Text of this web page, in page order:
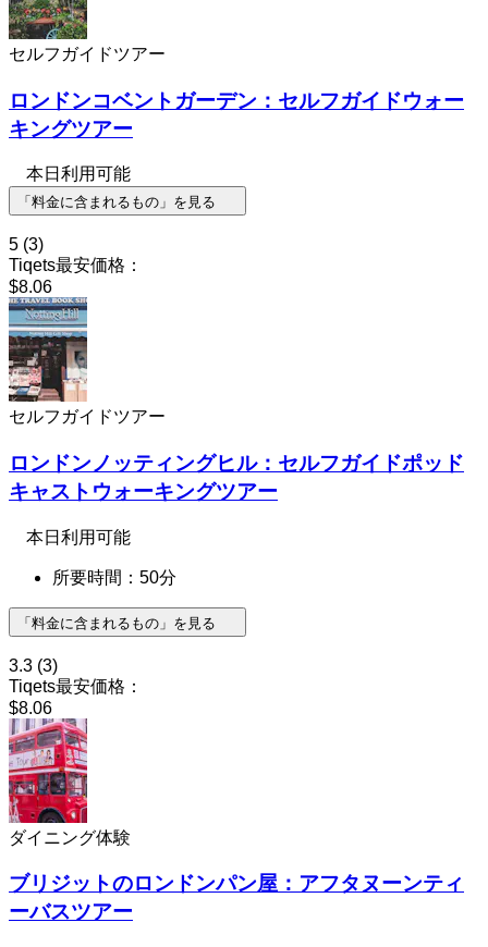
セルフガイドツアー
ロンドンコベントガーデン：セルフガイドウォー
キングツアー
本日利用可能
「料金に含まれるもの」を見る
5 (3)
Tiqets最安価格：
$8.06
セルフガイドツアー
ロンドンノッティングヒル：セルフガイドポッド
キャストウォーキングツアー
本日利用可能
所要時間：50分
「料金に含まれるもの」を見る
3.3 (3)
Tiqets最安価格：
$8.06
ダイニング体験
ブリジットのロンドンパン屋：アフタヌーンティ
ーバスツアー